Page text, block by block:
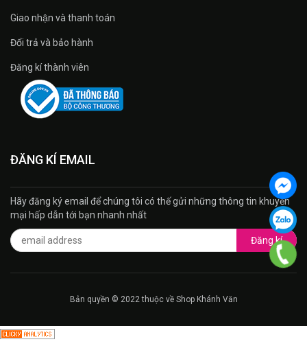
Giao nhận và thanh toán
Đổi trả và bảo hành
Đăng kí thành viên
ĐĂNG KÍ EMAIL
Hãy đăng ký email để chúng tôi có thế gửi những thông tin khuyến
mại hấp dẫn tới bạn nhanh nhất
Đăng kí
Bản quyền © 2022 thuộc về Shop Khánh Văn